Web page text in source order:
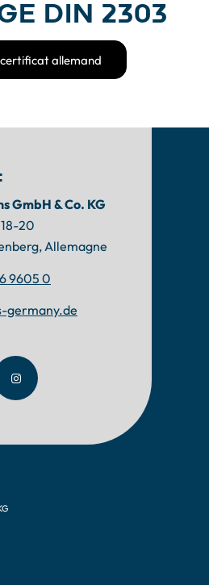
DIN 2303
allemand
GmbH & Co. KG
20
Allemagne
9605 0
germany.de